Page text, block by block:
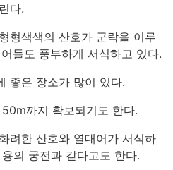
다.
형색색의 산호가 군락을 이루
들도 풍부하게 서식하고 있다.
좋은 장소가 많이 있다.
까지 확보되기도 한다.
려한 산호와 열대어가 서식하
의 궁전과 같다고도 한다.